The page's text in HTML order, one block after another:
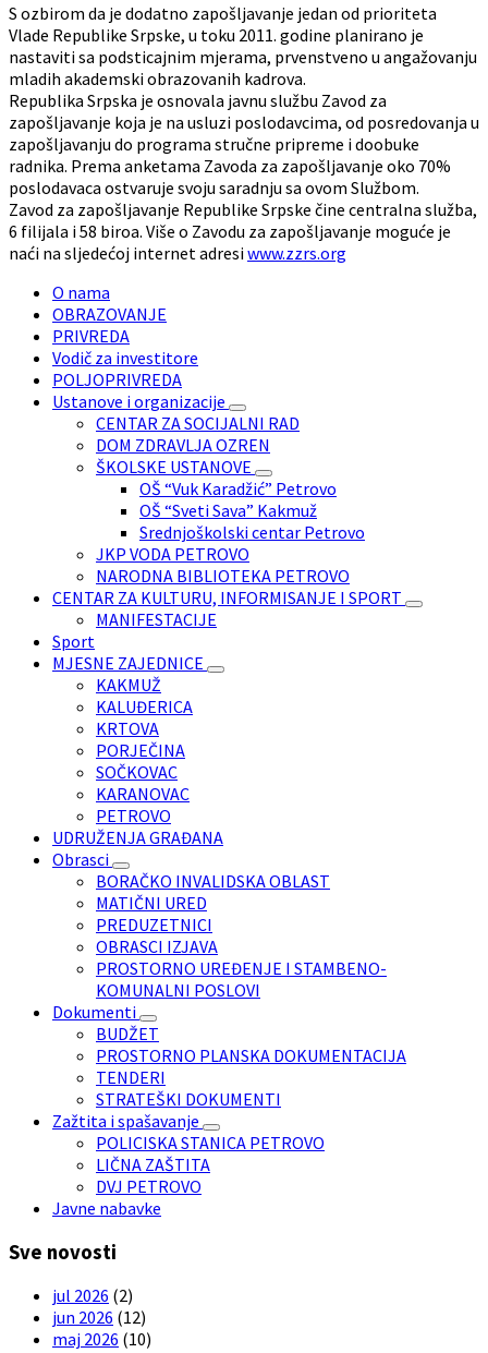
S ozbirom da je dodatno zapošljavanje jedan od prioriteta
Vlade Republike Srpske, u toku 2011. godine planirano je
nastaviti sa podsticajnim mjerama, prvenstveno u angažovanju
mladih akademski obrazovanih kadrova.
Republika Srpska je osnovala javnu službu Zavod za
zapošljavanje koja je na usluzi poslodavcima, od posredovanja u
zapošljavanju do programa stručne pripreme i doobuke
radnika. Prema anketama Zavoda za zapošljavanje oko 70%
poslodavaca ostvaruje svoju saradnju sa ovom Službom.
Zavod za zapošljavanje Republike Srpske čine centralna služba,
6 filijala i 58 biroa. Više o Zavodu za zapošljavanje moguće je
naći na sljedećoj internet adresiwww.zzrs.org
O nama
OBRAZOVANJE
PRIVREDA
Vodič za investitore
POLJOPRIVREDA
Ustanove i organizacije
CENTAR ZA SOCIJALNI RAD
DOM ZDRAVLJA OZREN
ŠKOLSKE USTANOVE
OŠ “Vuk Karadžić” Petrovo
OŠ “Sveti Sava” Kakmuž
Srednjoškolski centar Petrovo
JKP VODA PETROVO
NARODNA BIBLIOTEKA PETROVO
CENTAR ZA KULTURU, INFORMISANJE I SPORT
MANIFESTACIJE
Sport
MJESNE ZAJEDNICE
KAKMUŽ
KALUĐERICA
KRTOVA
PORJEČINA
SOČKOVAC
KARANOVAC
PETROVO
UDRUŽENJA GRAĐANA
Obrasci
BORAČKO INVALIDSKA OBLAST
MATIČNI URED
PREDUZETNICI
OBRASCI IZJAVA
PROSTORNO UREĐENJE I STAMBENO-
KOMUNALNI POSLOVI
Dokumenti
BUDŽET
PROSTORNO PLANSKA DOKUMENTACIJA
TENDERI
STRATEŠKI DOKUMENTI
Zažtita i spašavanje
POLICISKA STANICA PETROVO
LIČNA ZAŠTITA
DVJ PETROVO
Javne nabavke
Sve novosti
jul 2026 (2)
jun 2026 (12)
maj 2026 (10)